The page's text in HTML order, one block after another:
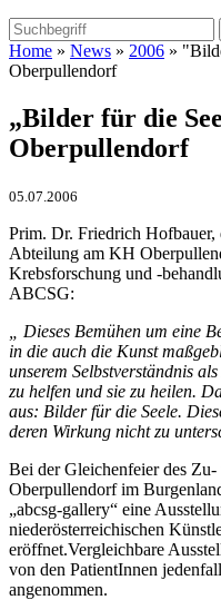
Home » News » 2006 »
Oberpullendorf
„Bilder für die
Oberpullendorf
05.07.2006
Prim. Dr. Friedrich Hofbauer,
Abteilung am KH
Krebsforschung und -
ABCSG:
„ Dieses Bemühen um eine
in die auch die Kunst
unserem Selbstverständnis
zu helfen und sie zu heilen.
aus: Bilder für die Seele.
deren Wirkung nicht zu
Bei der Gleichenfeier des
Oberpullendorf im
„abcsg-gallery“ eine
niederösterreichischen
eröffnet.Vergleichbare
von den PatientInnen
angenommen.